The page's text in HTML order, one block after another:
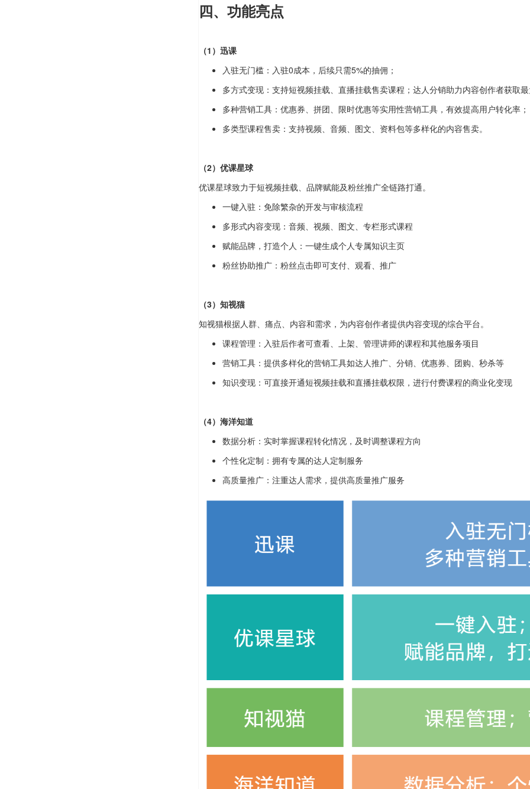
四、功能亮点
（1）迅课
入驻无门槛：入驻0成本，后续只需5%的抽佣；
多方式变现：支持短视频挂载、直播挂载售卖课程；达人分销助力内容创作者获取
多种营销工具：优惠券、拼团、限时优惠等实用性营销工具，有效提高用户转化率；
多类型课程售卖：支持视频、音频、图文、资料包等多样化的内容售卖。
（2）优课星球
优课星球致力于短视频挂载、品牌赋能及粉丝推广全链路打通。
一键入驻：免除繁杂的开发与审核流程
多形式内容变现：音频、视频、图文、专栏形式课程
赋能品牌，打造个人：一键生成个人专属知识主页
粉丝协助推广：粉丝点击即可支付、观看、推广
（3）知视猫
知视猫根据人群、痛点、内容和需求，为内容创作者提供内容变现的综合平台。
课程管理：入驻后作者可查看、上架、管理讲师的课程和其他服务项目
营销工具：提供多样化的营销工具如达人推广、分销、优惠券、团购、秒杀等
知识变现：可直接开通短视频挂载和直播挂载权限，进行付费课程的商业化变现
（4）海洋知道
数据分析：实时掌握课程转化情况，及时调整课程方向
个性化定制：拥有专属的达人定制服务
高质量推广：注重达人需求，提供高质量推广服务